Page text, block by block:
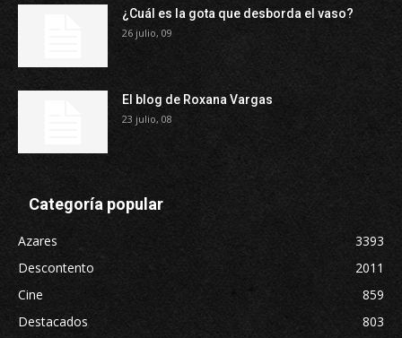
¿Cuál es la gota que desborda el vaso?
26 julio, 09
El blog de Roxana Vargas
23 julio, 08
Categoría popular
Azares
3393
Descontento
2011
Cine
859
Destacados
803